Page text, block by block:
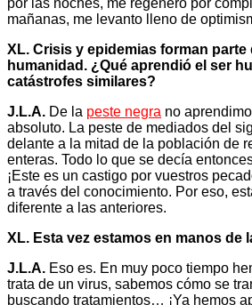
por las noches, me regenero por
mañanas, me levanto lleno de
XL. Crisis y epidemias forman parte
humanidad. ¿Qué aprendió el ser
catástrofes similares?
J.L.A. De la peste negra no
absoluto. La peste de mediados del
delante a la mitad de la población de
enteras. Todo lo que se decía
¡Este es un castigo por vuestros
a través del conocimiento. Por eso,
diferente a las anteriores.
XL. Esta vez estamos en manos de
J.L.A. Eso es. En muy poco tiempo
trata de un virus, sabemos cómo se
buscando tratamientos… ¡Ya hemos